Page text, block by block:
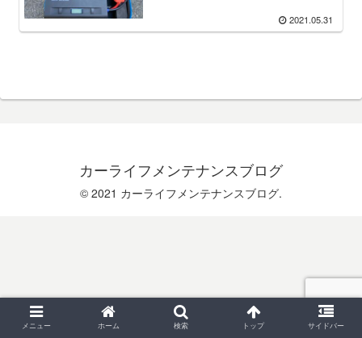
2021.05.31
カーライフメンテナンスブログ
© 2021 カーライフメンテナンスブログ.
メニュー ホーム 検索 トップ サイドバー